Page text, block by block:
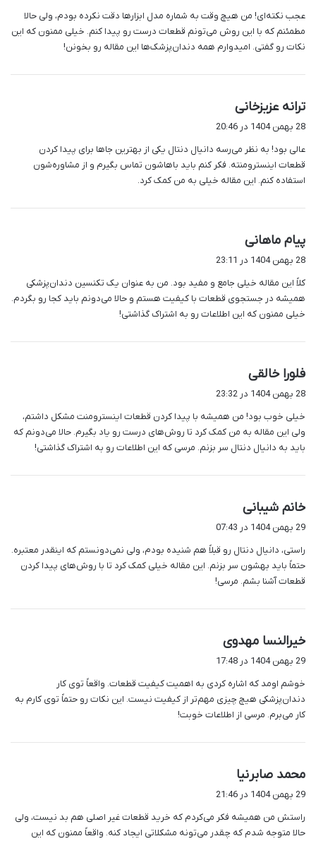
:
عجب نکته‌ای! من هیچ وقت به شماره مدل ابزارها دقت نکرده بودم، ولی حالا
مطمئنم که با این روش می‌تونم قطعات درست رو پیدا کنم. خیلی ممنون که این
نکات رو گفتی. امیدوارم همه دندان‌پزشک‌ها این مقاله رو بخونن!
ترانه عزیزخانی
ف
:
28 بهمن 1404 در 20:46
عالی بود! به نظر می‌رسه دانیال دنتال یکی از بهترین جاها برای پیدا کردن
قطعات اینسترومنته. فکر کنم باید باهاشون تماس بگیرم و از مشاوره‌شون
استفاده کنم. این مقاله خیلی به من کمک کرد.
پیام ماهانی
:
28 بهمن 1404 در 23:11
کلاً این مقاله خیلی جامع و مفید بود. من به عنوان یک تکنسین دندان‌پزشکی
همیشه در جستجوی قطعات با کیفیت هستم و حالا می‌دونم باید کجا رو بگردم.
خیلی ممنون که این اطلاعات رو به اشتراک گذاشتی!
فلورا خالقی
:
28 بهمن 1404 در 23:32
خیلی خوب بود! من همیشه با پیدا کردن قطعات اینسترومنت مشکل داشتم،
ولی این مقاله به من کمک کرد تا روش‌های درست رو یاد بگیرم. حالا می‌دونم که
باید به دانیال دنتال سر بزنم. مرسی که این اطلاعات رو به اشتراک گذاشتی!
خانم شیبانی
:
29 بهمن 1404 در 07:43
راستی، دانیال دنتال رو قبلاً هم شنیده بودم، ولی نمی‌دونستم که اینقدر معتبره.
حتماً باید بهشون سر بزنم. این مقاله خیلی کمک کرد تا با روش‌های پیدا کردن
قطعات آشنا بشم. مرسی!
خیرالنسا مهدوی
ف
:
29 بهمن 1404 در 17:48
خوشم اومد که اشاره کردی به اهمیت کیفیت قطعات. واقعاً توی کار
دندان‌پزشکی هیچ چیزی مهم‌تر از کیفیت نیست. این نکات رو حتماً توی کارم به
کار می‌برم. مرسی از اطلاعات خوبت!
محمد صابرنیا
ف
:
29 بهمن 1404 در 21:46
راستش من همیشه فکر می‌کردم که خرید قطعات غیر اصلی هم بد نیست، ولی
حالا متوجه شدم که چقدر می‌تونه مشکلاتی ایجاد کنه. واقعاً ممنون که این